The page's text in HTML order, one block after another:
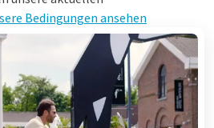
Bedingungen ansehen